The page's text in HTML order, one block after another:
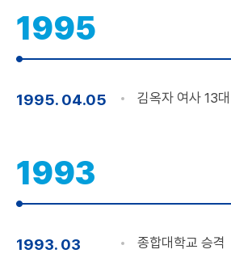
1995
1995. 04.05 김옥자 여사 13
1993
1993. 03 종합대학교 승격